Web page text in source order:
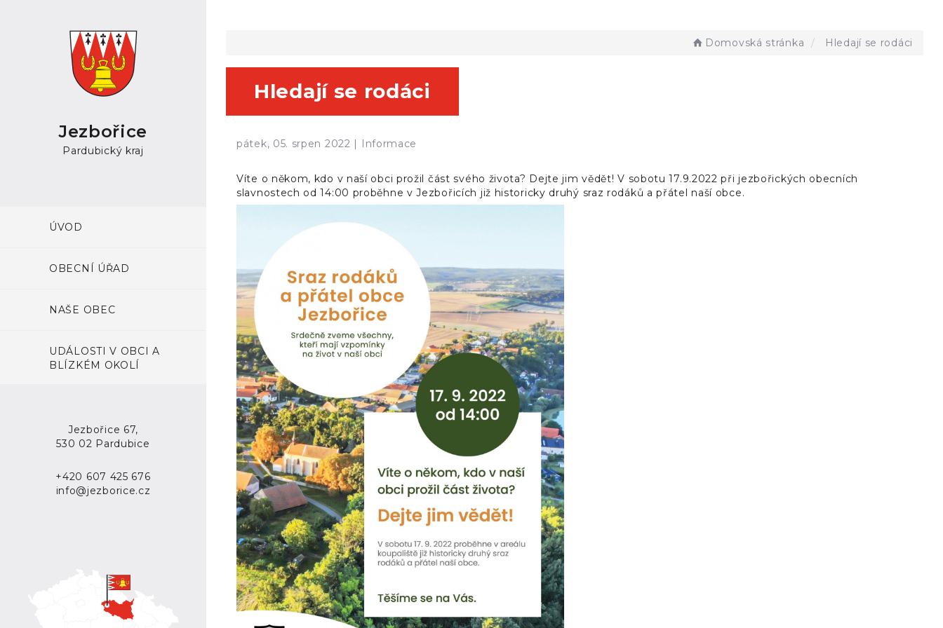
Jezbořice
Pardubický kraj
ÚVOD
OBECNÍ ÚŘAD
NAŠE OBEC
UDÁLOSTI V OBCI A
BLÍZKÉM OKOLÍ
Jezbořice 67,
530 02 Pardubice
+420 607 425 676
info@jezborice.cz
Domovská stránka Hledají se rodáci
Hledají se rodáci
pátek, 05. srpen 2022 | Informace
Víte o někom, kdo v naší obci prožil část svého života? Dejte jim vědět! V sobotu 17.9.2022 při jezbořických obecních
slavnostech od 14:00 proběhne v Jezbořicích již historicky druhý sraz rodáků a přátel naší obce.